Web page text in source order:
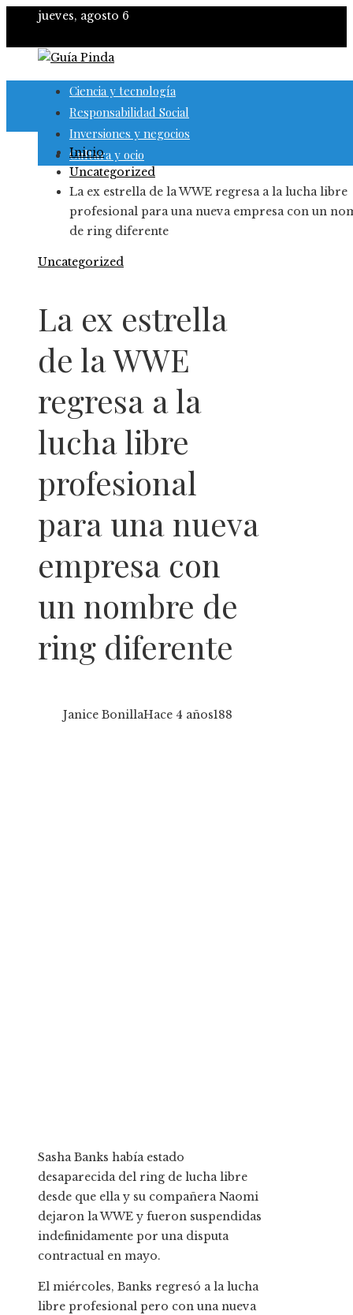
jueves, agosto 6
Ciencia y tecnología
Responsabilidad Social
Inversiones y negocios
Cultura y ocio
Inicio
Uncategorized
La ex estrella de la WWE regresa a la lucha libre
profesional para una nueva empresa con un
de ring diferente
Uncategorized
La ex estrella
de la WWE
regresa a la
lucha libre
profesional
para una nueva
empresa con
un nombre de
ring diferente
Janice BonillaHace 4 años188
Sasha Banks había estado
desaparecida del ring de lucha libre
desde que ella y su compañera Naomi
dejaron la WWE y fueron suspendidas
indefinidamente por una disputa
contractual en mayo.
El miércoles, Banks regresó a la lucha
libre profesional pero con una nueva